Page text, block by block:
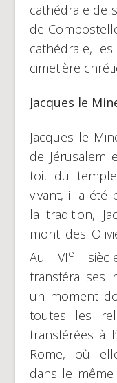
cathédrale de
de-
cathédrale,
cimetière
Jacques le
Jacques le
de Jérusalem
toit du
vivant, il a été
la tradition,
mont des
Au VIe
transféra ses
un moment
toutes les
transférées à
Rome, où
dans le